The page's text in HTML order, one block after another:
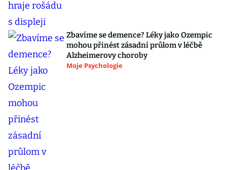
Zbavíme se demence? Léky jako Ozempic
mohou přinést zásadní průlom v léčbě
Alzheimerovy choroby
Moje Psychologie